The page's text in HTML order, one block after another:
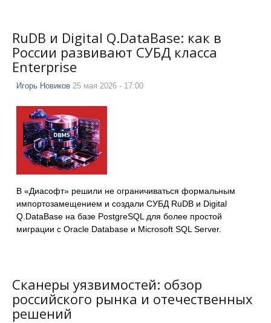
RuDB и Digital Q.DataBase: как в
России развивают СУБД класса
Enterprise
Игорь Новиков 25 мая 2026 - 17:00
В «Диасофт» решили не ограничиваться формальным
импортозамещением и создали СУБД RuDB и Digital
Q.DataBase на базе PostgreSQL для более простой
миграции с Oracle Database и Microsoft SQL Server.
Сканеры уязвимостей: обзор
российского рынка и отечественных
решений